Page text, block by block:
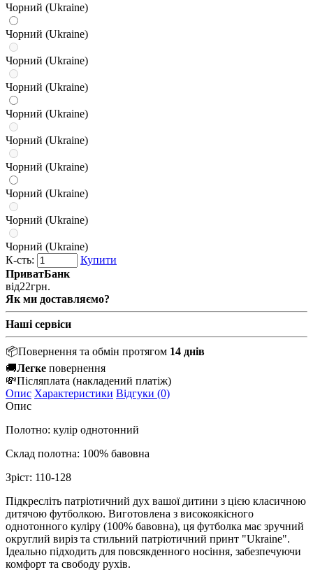
Чорний (Ukraine)
Чорний (Ukraine)
Чорний (Ukraine)
Чорний (Ukraine)
Чорний (Ukraine)
Чорний (Ukraine)
Чорний (Ukraine)
Чорний (Ukraine)
Чорний (Ukraine)
Чорний (Ukraine)
К-сть:
Купити
ПриватБанк
від22грн.
Як ми доставляємо?
Наші сервіси
📦Повернення та обмін протягом 14 днів
🚚Легке повернення
💸Післяплата (накладений платіж)
Опис Характеристики Відгуки (0)
Опис
Полотно: кулір однотонний
Склад полотна: 100% бавовна
Зріст: 110-128
Підкресліть патріотичний дух вашої дитини з цією класичною
дитячою футболкою. Виготовлена з високоякісного
однотонного куліру (100% бавовна), ця футболка має зручний
округлий виріз та стильний патріотичний принт "Ukraine".
Ідеально підходить для повсякденного носіння, забезпечуючи
комфорт та свободу рухів.